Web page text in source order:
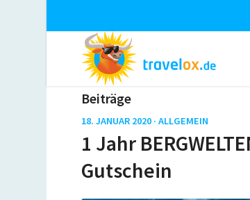
Beiträge
18. JANUAR 2020 ·ALLGEMEIN
1 Jahr
Gutschein